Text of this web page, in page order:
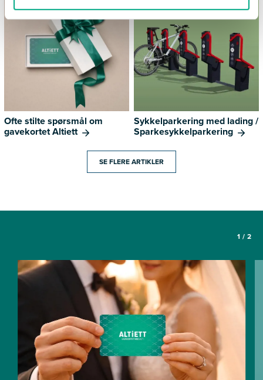
Ofte stilte spørsmål om
gavekortet Altiett
Sykkelparkering med lading /
Sparkesykkelparkering
SE FLERE ARTIKLER
1 / 2